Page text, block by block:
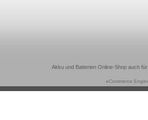
Akku und Batterien Online-Shop auch
eCommerce